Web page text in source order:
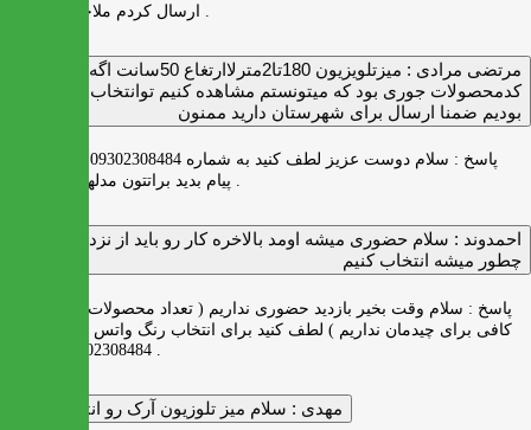
مرتضی مرادی :
میزتلویزیون 180تا2مترلاارتغاع 50سانت اگه
کدمحصولات جوری بود که میتونستم مشاهده کنیم توانتخاب راحت‌تر
بودیم ضمنا ارسال برای شهرستان دارید ممنون
پاسخ :
پیام بدید براتتون مدلها رو بفرستیم .
احمدوند : سلام حضوری میشه اومد بالاخره کار رو باید از نزدیک دید
چطور میشه انتخاب کنیم
پاسخ : سلام وقت بخیر بازدید حضوری نداریم ( تعداد محصولات زیاد و فضای
کافی برای چیدمان نداریم ) لطف کنید برای انتخاب رنگ واتس اپ به شماره
مهدی : سلام میز تلوزیون آرک رو انتخاب کردم